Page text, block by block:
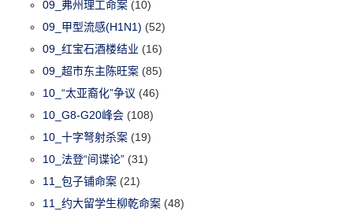
09_弗州理工命案 (10)
09_甲型流感(H1N1) (52)
09_红宝石酒楼结业 (16)
09_超市东主陈旺案 (85)
10_“太亚裔化”争议 (46)
10_G8-G20峰会 (108)
10_十字弩射杀案 (19)
10_法登“间谍论” (31)
11_包子铺命案 (21)
11_约大留学生柳乾命案 (48)